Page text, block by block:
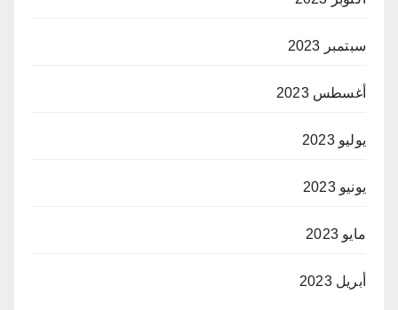
سبتمبر 2023
أغسطس 2023
يوليو 2023
يونيو 2023
مايو 2023
أبريل 2023